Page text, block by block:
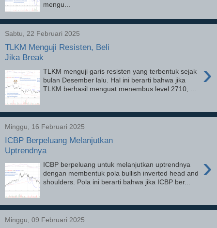
mengu...
Sabtu, 22 Februari 2025
TLKM Menguji Resisten, Beli
Jika Break
›
TLKM menguji garis resisten yang terbentuk sejak
bulan Desember lalu. Hal ini berarti bahwa jika
TLKM berhasil menguat menembus level 2710, ...
Minggu, 16 Februari 2025
ICBP Berpeluang Melanjutkan
Uptrendnya
›
ICBP berpeluang untuk melanjutkan uptrendnya
dengan membentuk pola bullish inverted head and
shoulders. Pola ini berarti bahwa jika ICBP ber...
Minggu, 09 Februari 2025